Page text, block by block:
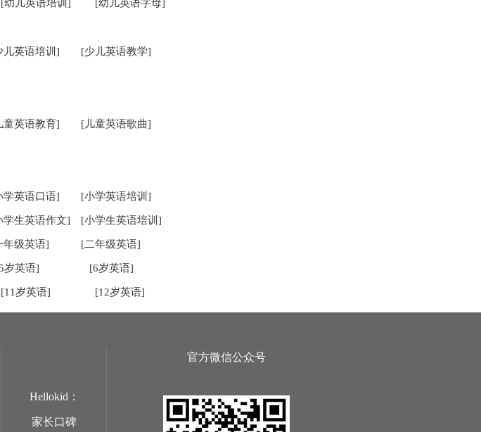
[幼儿英语培训] [幼儿英语字母]
儿英语培训] [少儿英语教学]
童英语教育] [儿童英语歌曲]
学英语口语] [小学英语培训]
学生英语作文] [小学生英语培训]
年级英语] [二年级英语]
岁英语] [6岁英语]
[11岁英语] [12岁英语]
Hellokid：
家长口碑
官方微信公众号